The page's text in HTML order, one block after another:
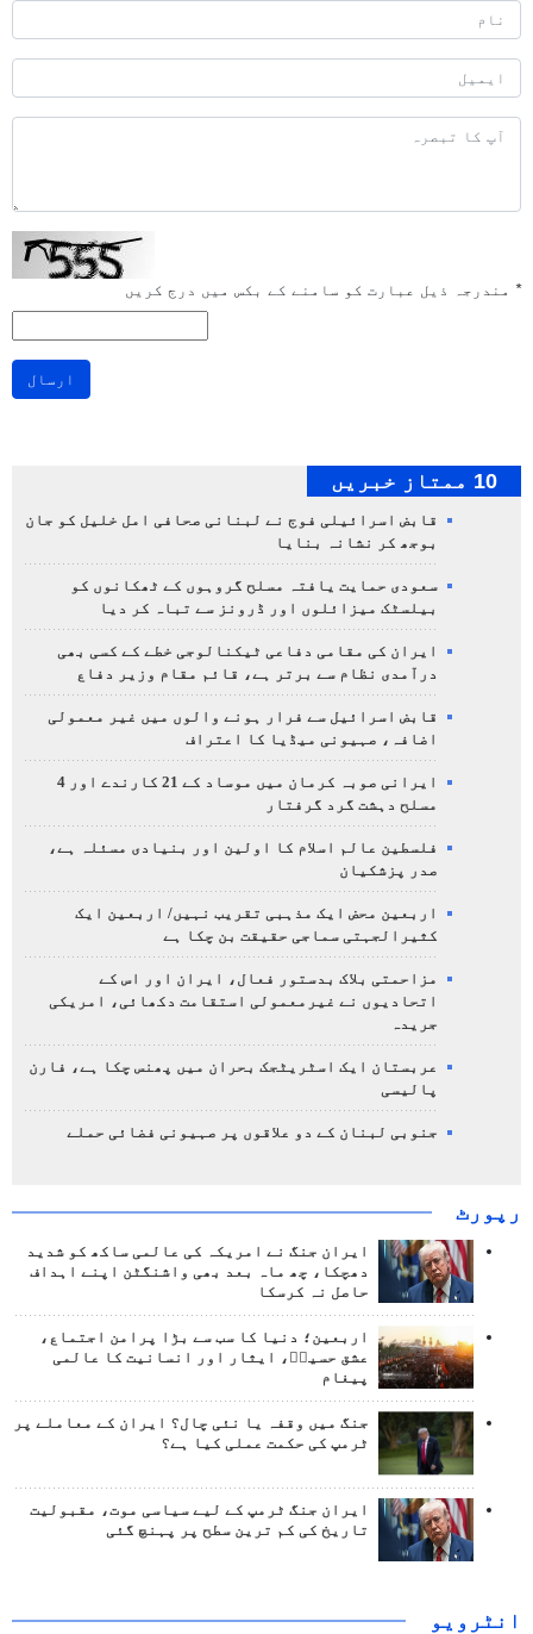
* مندرجہ ذیل عبارت کو سامنے کے بکس میں درج کریں
ارسال
10 ممتاز خبریں
قابض اسرائیلی فوج نے لبنانی صحافی امل خلیل کو جان
بوجھ کر نشانہ بنایا
سعودی حمایت یافتہ مسلح گروہوں کے ٹھکانوں کو
بیلسٹک میزائلوں اور ڈرونز سے تباہ کر دیا
ایران کی مقامی دفاعی ٹیکنالوجی خطے کے کسی بھی
درآمدی نظام سے برتر ہے، قائم مقام وزیر دفاع
قابض اسرائیل سے فرار ہونے والوں میں غیر معمولی
اضافہ، صہیونی میڈیا کا اعتراف
ایرانی صوبہ کرمان میں موساد کے 21 کارندے اور 4
مسلح دہشت گرد گرفتار
فلسطین عالم اسلام کا اولین اور بنیادی مسئلہ ہے،
صدر پزشکیان
اربعین محض ایک مذہبی تقریب نہیں/ اربعین ایک
کثیرالجہتی سماجی حقیقت بن چکا ہے
مزاحمتی بلاک بدستور فعال، ایران اور اس کے
اتحادیوں نے غیرمعمولی استقامت دکھائی، امریکی
جریدہ
عربستان ایک اسٹریٹجک بحران میں پھنس چکا ہے، فارن
پالیسی
جنوبی لبنان کے دو علاقوں پر صہیونی فضائی حملے
رپورٹ
ایران جنگ نے امریکہ کی عالمی ساکھ کو شدید
دھچکا، چھ ماہ بعد بھی واشنگٹن اپنے اہداف
حاصل نہ کرسکا
اربعین؛ دنیا کا سب سے بڑا پرامن اجتماع،
عشق حسینؑ، ایثار اور انسانیت کا عالمی
پیغام
جنگ میں وقفہ یا نئی چال؟ ایران کے معاملے پر
ٹرمپ کی حکمت عملی کیا ہے؟
ایران جنگ ٹرمپ کے لیے سیاسی موت، مقبولیت
تاریخ کی کم ترین سطح پر پہنچ گئی
انٹرويو